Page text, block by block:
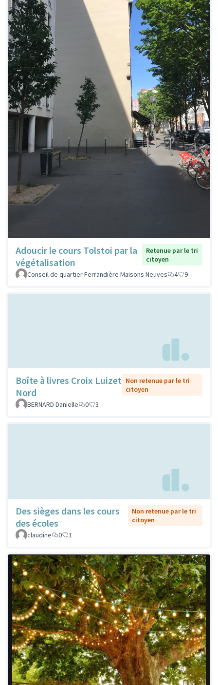
Adoucir le cours Tolstoi par la
végétalisation
Retenue par le tri
citoyen
Conseil de quartier Ferrandière Maisons Neuves
4 9
Boîte à livres Croix Luizet
Nord
Non retenue par le tri
citoyen
BERNARD Danielle
0 3
Des sièges dans les cours
des écoles
Non retenue par le tri
citoyen
claudine
0 1